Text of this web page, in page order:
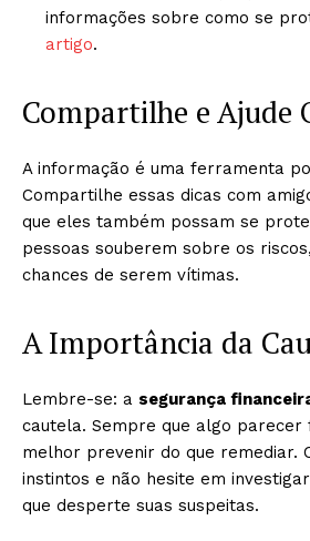
informações sobre como se
artigo.
Compartilhe e Ajude
A informação é uma ferramenta
Compartilhe essas dicas com
que eles também possam se
pessoas souberem sobre os
chances de serem vítimas.
A Importância da
Lembre-se: a segurança
cautela. Sempre que algo
melhor prevenir do que remediar.
instintos e não hesite em
que desperte suas suspeitas.